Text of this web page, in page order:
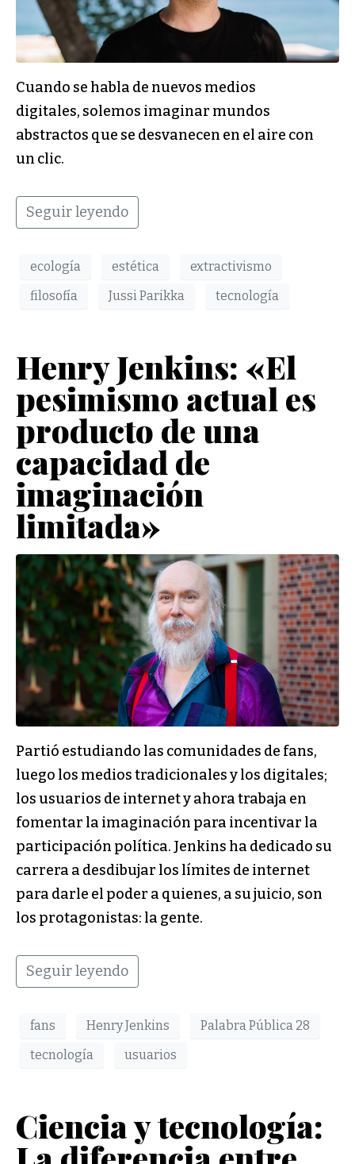
Cuando se habla de nuevos medios
digitales, solemos imaginar mundos
abstractos que se desvanecen en el aire con
un clic.
Seguir leyendo
ecología estética
extractivismo
filosofía
Jussi Parikka tecnología
Henry Jenkins: «El
pesimismo actual es
producto de una
capacidad de
imaginación
limitada»
Partió estudiando las comunidades de fans,
luego los medios tradicionales y los digitales;
los usuarios de internet y ahora trabaja en
fomentar la imaginación para incentivar la
participación política. Jenkins ha dedicado su
carrera a desdibujar los límites de internet
para darle el poder a quienes, a su juicio, son
los protagonistas: la gente.
Seguir leyendo
fans Henry Jenkins
Palabra Pública 28
tecnología
usuarios
Ciencia y tecnología: